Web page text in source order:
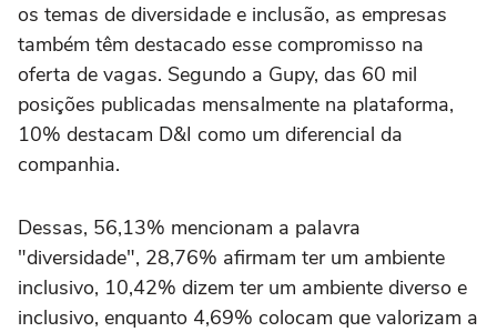
os temas de diversidade e inclusão, as empresas
também têm destacado esse compromisso na
oferta de vagas. Segundo a Gupy, das 60 mil
posições publicadas mensalmente na plataforma,
10% destacam D&I como um diferencial da
companhia.
Dessas, 56,13% mencionam a palavra
"diversidade", 28,76% afirmam ter um ambiente
inclusivo, 10,42% dizem ter um ambiente diverso e
inclusivo, enquanto 4,69% colocam que valorizam a